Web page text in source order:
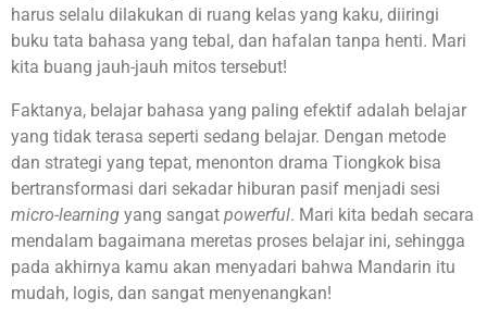
harus selalu dilakukan di ruang kelas yang kaku, diiringi
buku tata bahasa yang tebal, dan hafalan tanpa henti. Mari
kita buang jauh-jauh mitos tersebut!
Faktanya, belajar bahasa yang paling efektif adalah belajar
yang tidak terasa seperti sedang belajar. Dengan metode
dan strategi yang tepat, menonton drama Tiongkok bisa
bertransformasi dari sekadar hiburan pasif menjadi sesi
micro-learning yang sangat powerful. Mari kita bedah secara
mendalam bagaimana meretas proses belajar ini, sehingga
pada akhirnya kamu akan menyadari bahwa Mandarin itu
mudah, logis, dan sangat menyenangkan!